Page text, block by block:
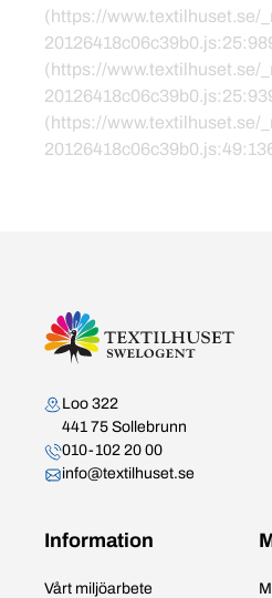
(https://www.textilhuset.se/
(https://www.textilhuset.se/
(https://www.textilhuset.se/
Kontakta oss
Loo 322
441 75 Sollebrunn
010-102 20 00
info@textilhuset.se
Information
Vårt miljöarbete